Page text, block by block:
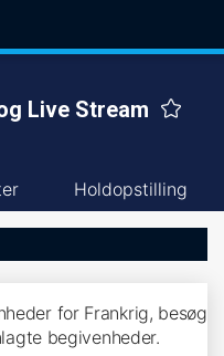
Live Stream
Holdopstilling
for Frankrig, besøg
begivenheder.